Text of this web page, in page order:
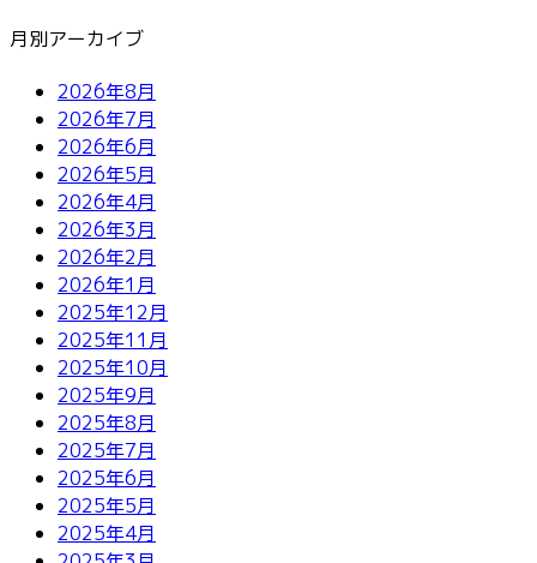
月別アーカイブ
2026年8月
2026年7月
2026年6月
2026年5月
2026年4月
2026年3月
2026年2月
2026年1月
2025年12月
2025年11月
2025年10月
2025年9月
2025年8月
2025年7月
2025年6月
2025年5月
2025年4月